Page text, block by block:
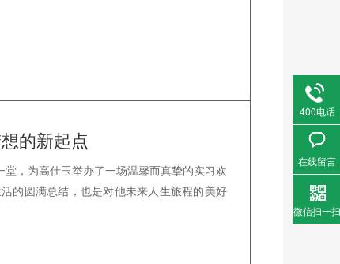
的新起点
，为高仕玉举办了一场温馨而真挚的实习欢
的圆满总结，也是对他未来人生旅程的美好
400电话
在线留言
微信扫一扫